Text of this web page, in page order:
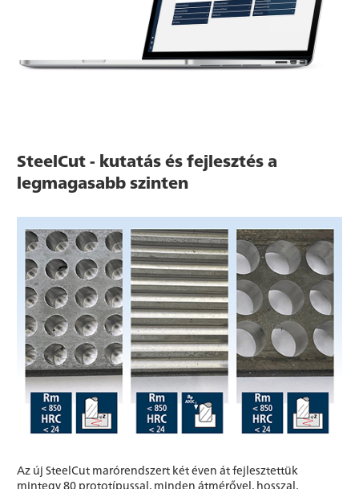
SteelCut - kutatás és fejlesztés a
legmagasabb szinten
Az új SteelCut marórendszert két éven át fejlesztettük
mintegy 80 prototípussal, minden átmérővel, hosszal,